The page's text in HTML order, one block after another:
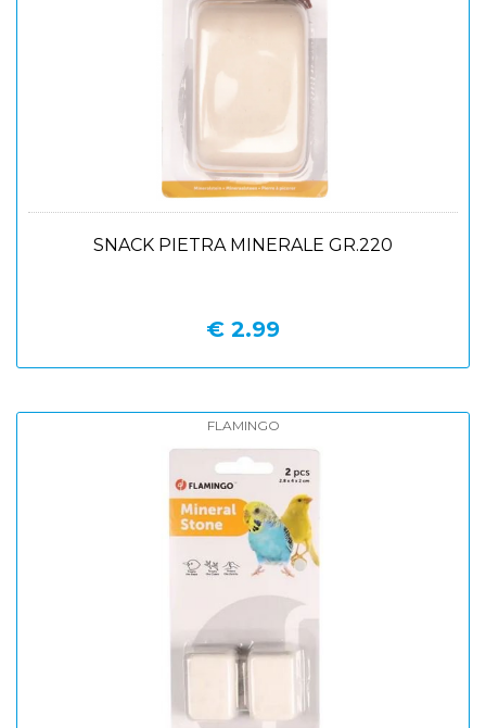
SNACK PIETRA MINERALE GR.220
€ 2.99
FLAMINGO